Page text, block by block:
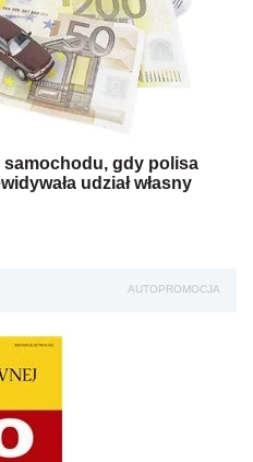
gdy polisa
udział własny
AUTOPROMOCJA